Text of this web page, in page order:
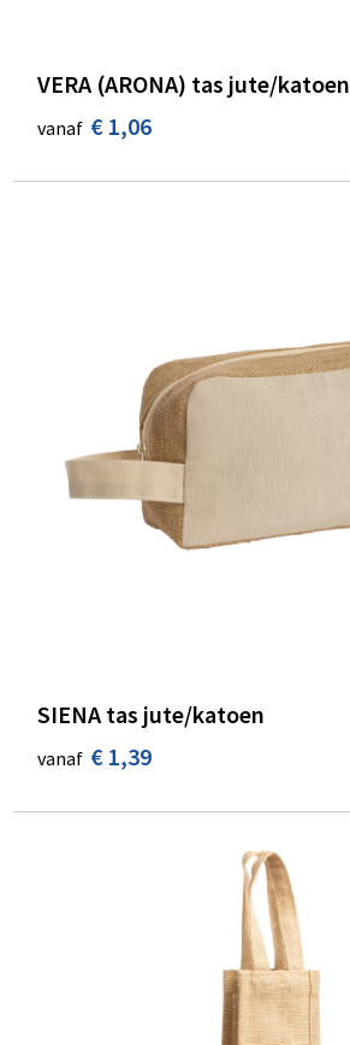
VERA (ARONA) tas jute/katoen
vanaf € 1,06
SIENA tas jute/katoen
vanaf € 1,39